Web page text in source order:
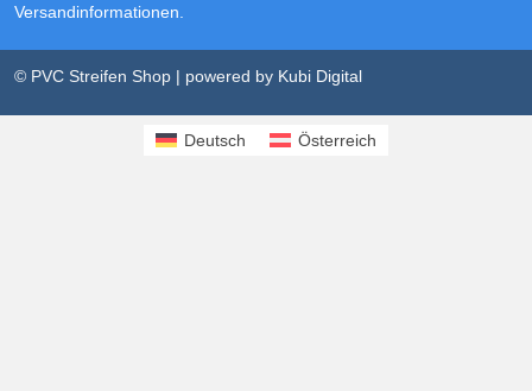
Versandinformationen
© PVC Streifen Shop | powered by Kubi Digital
Deutsch Österreich